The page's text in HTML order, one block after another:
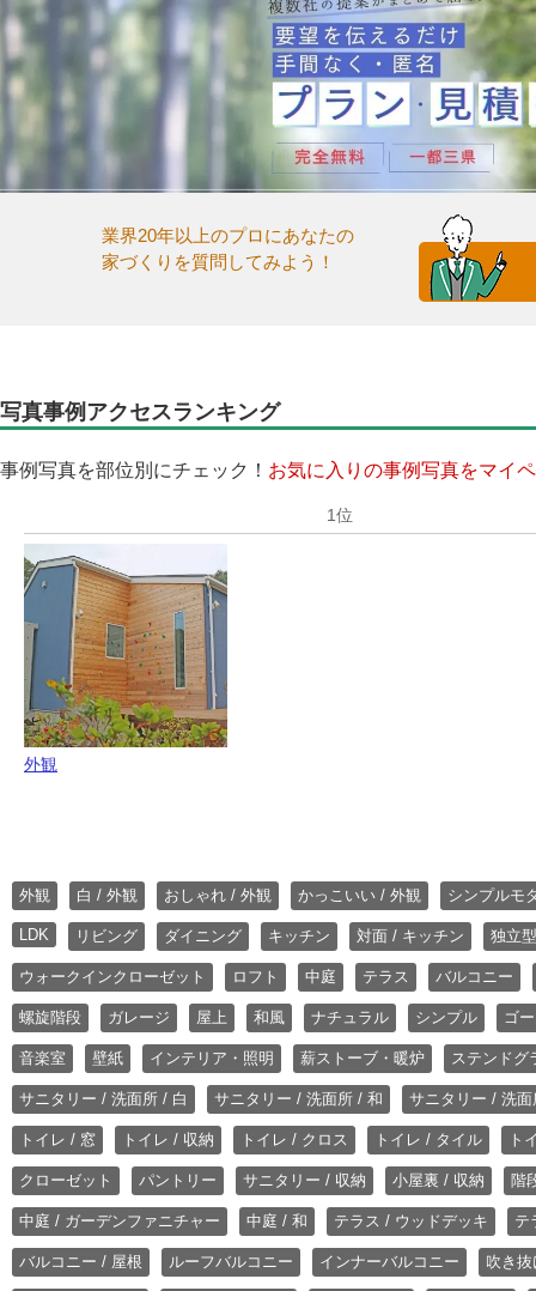
業界20年以上のプロにあなたの
家づくりを質問してみよう！
写真事例アクセスランキング
事例写真を部位別にチェック！ お気に入りの事例写真をマイ
外観
外観 白 / 外観 おしゃれ / 外観 かっこいい / 外観 シンプルモ
LDK リビング ダイニング キッチン 対面 / キッチン 独立
ウォークインクローゼット ロフト 中庭 テラス バルコニー
螺旋階段 ガレージ 屋上 和風 ナチュラル シンプル ゴ
音楽室 壁紙 インテリア・照明 薪ストーブ・暖炉 ステンドグ
サニタリー / 洗面所 / 白 サニタリー / 洗面所 / 和 サニタリー / 洗
トイレ / 窓 トイレ / 収納 トイレ / クロス トイレ / タイル ト
クローゼット パントリー サニタリー / 収納 小屋裏 / 収納 階
中庭 / ガーデンファニチャー 中庭 / 和 テラス / ウッドデッキ テ
バルコニー / 屋根 ルーフバルコニー インナーバルコニー 吹き